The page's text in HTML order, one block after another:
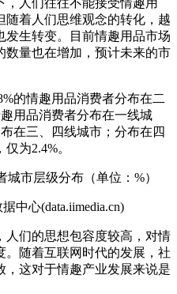
人们往往不能接受情趣用
着人们思维观念的转化，越
生转变。目前情趣用品市场
数量也在增加，预计未来的市
的情趣用品消费者分布在二
用品消费者分布在一线城
在三、四线城市；分布在四
为2.4%。
心(data.iimedia.cn)
们的思想包容度较高，对情
。随着互联网时代的发展，社
这对于情趣产业发展来说是